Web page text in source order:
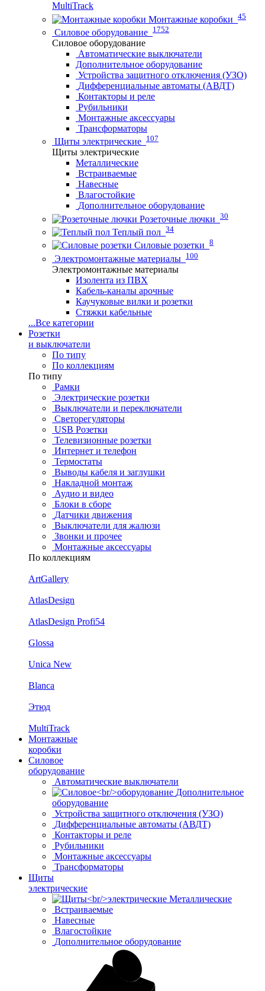
MultiTrack
Монтажные коробки 45
Силовое оборудование 1752
Силовое оборудование
Автоматические выключатели
Дополнительное оборудование
Устройства защитного отключения (УЗО)
Дифференциальные автоматы (АВДТ)
Контакторы и реле
Рубильники
Монтажные аксессуары
Трансформаторы
Щиты электрические 107
Щиты электрические
Металлические
Встраиваемые
Навесные
Влагостойкие
Дополнительное оборудование
Розеточные лючки 30
Теплый пол 34
Силовые розетки 8
Электромонтажные материалы 100
Электромонтажные материалы
Изолента из ПВХ
Кабель-каналы арочные
Каучуковые вилки и розетки
Стяжки кабельные
...Все категории
Розетки
и выключатели
По типу
По коллекциям
По типу
Рамки
Электрические розетки
Выключатели и переключатели
Светорегуляторы
USB Розетки
Телевизионные розетки
Интернет и телефон
Термостаты
Выводы кабеля и заглушки
Накладной монтаж
Аудио и видео
Блоки в сборе
Датчики движения
Выключатели для жалюзи
Звонки и прочее
Монтажные аксессуары
По коллекциям
ArtGallery
AtlasDesign
AtlasDesign Profi54
Glossa
Unica New
Blanca
Этюд
MultiTrack
Монтажные
коробки
Силовое
оборудование
Автоматические выключатели
Дополнительное
оборудование
Устройства защитного отключения (УЗО)
Дифференциальные автоматы (АВДТ)
Контакторы и реле
Рубильники
Монтажные аксессуары
Трансформаторы
Щиты
электрические
Металлические
Встраиваемые
Навесные
Влагостойкие
Дополнительное оборудование